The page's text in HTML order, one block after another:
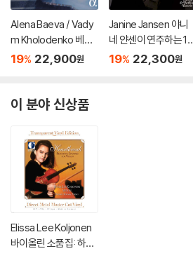
Alena Baeva / Vady
m Kholodenko 베토
벤: 바이올린 소나타 5
lin Sonatas Nos. 5 "S
19% 22,900원
Janine Jansen 야니
네 얀센이 연주하는 12
개의 스트라디바리 (12
19% 22,300원
이 분야 신상품
Elissa Lee Koljonen
바이올린 소품집: 하트